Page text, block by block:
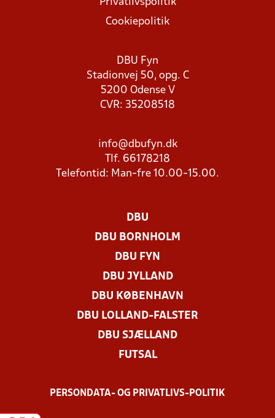
Privatlivspolitik
Cookiepolitik
DBU Fyn
Stadionvej 50, opg. C
5200 Odense V
CVR: 35208518
info@dbufyn.dk
Tlf. 66178218
Telefontid: Man-fre 10.00-15.00.
DBU
DBU BORNHOLM
DBU FYN
DBU JYLLAND
DBU KØBENHAVN
DBU LOLLAND-FALSTER
DBU SJÆLLAND
FUTSAL
PERSONDATA- OG PRIVATLIVS-POLITIK